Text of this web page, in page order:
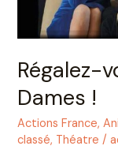
Régalez-
Dames !
Actions France,
classé, Théatre /